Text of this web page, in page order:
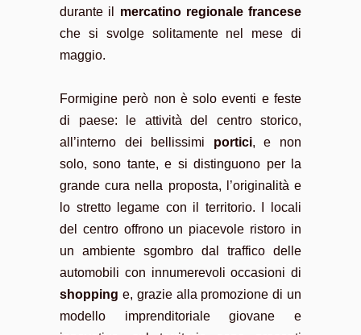
durante il mercatino regionale francese
che si svolge solitamente nel mese di
maggio.
Formigine però non è solo eventi e feste
di paese: le attività del centro storico,
all’interno dei bellissimi portici, e non
solo, sono tante, e si distinguono per la
grande cura nella proposta, l’originalità e
lo stretto legame con il territorio. I locali
del centro offrono un piacevole ristoro in
un ambiente sgombro dal traffico delle
automobili con innumerevoli occasioni di
shopping e, grazie alla promozione di un
modello imprenditoriale giovane e